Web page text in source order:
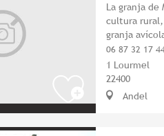
La granja de
cultura
granja
06 87 32 17
1 Lourmel
22400
Andel